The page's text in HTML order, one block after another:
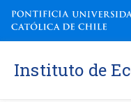
Instituto de